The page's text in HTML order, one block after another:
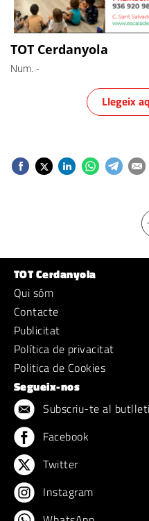
TOT Cerdanyola
Num. -
Llegeix
TOT Cerdanyola
Qui sóm
Contacte
Publicitat
Política de privacitat
Politica de Cookies
Segueix-nos
Subscriu-te al
Facebook
Twitter
Instagram